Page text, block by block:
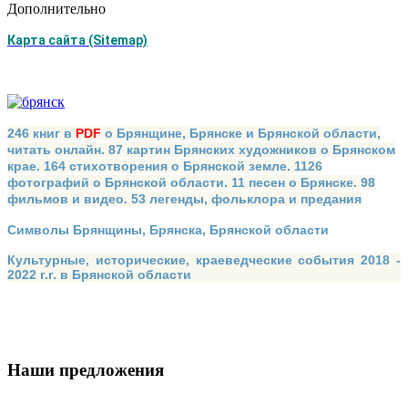
Дополнительно
Карта сайта (Sitemap)
246 книг в PDF о Брянщине, Брянске и Брянской области,
читать онлайн. 87 картин Брянских художников о Брянском
крае. 164 стихотворения о Брянской земле. 1126
фотографий о Брянской области. 11 песен о Брянске. 98
фильмов и видео. 53 легенды, фольклора и предания
Символы Брянщины, Брянска, Брянской области
Культурные, исторические, краеведческие события 2018 -
2022 г.г. в Брянской области
Наши предложения